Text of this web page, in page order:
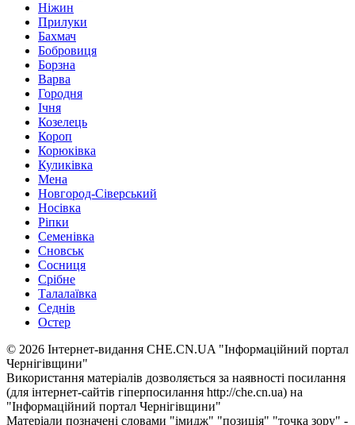
Ніжин
Прилуки
Бахмач
Бобровиця
Борзна
Варва
Городня
Ічня
Козелець
Короп
Корюківка
Куликівка
Мена
Новгород-Сіверський
Носівка
Ріпки
Семенівка
Сновськ
Сосниця
Срібне
Талалаївка
Седнів
Остер
© 2026 Інтернет-видання CHE.CN.UA "Інформаційний портал
Чернiгiвщини"
Використання матеріалів дозволяється за наявності посилання
(для інтернет-сайтів гіперпосилання http://che.cn.ua) на
"Інформаційний портал Чернiгiвщини"
Матеріали позначені словами "імидж" "позиція" "точка зору" -